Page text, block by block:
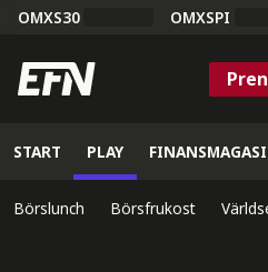
OMXS30 OMXSPI
START PLAY
Börslunch Börsfrukost